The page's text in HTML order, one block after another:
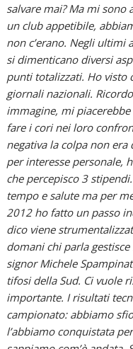
salvare mai? Ma mi sono
un club appetibile,
non c’erano. Negli ultimi
si dimenticano diversi
punti totalizzati. Ho visto
giornali nazionali.
immagine, mi
fare i cori nei loro
negativa la colpa non
per interesse personale,
che percepisco 3
tempo e salute ma per
2012 ho fatto un passo
dico viene
domani chi parla
signor Michele
tifosi della Sud. Ci vuole
importante. I risultati
campionato: abbiamo
l’abbiamo conquistata